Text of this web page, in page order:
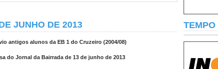
JUNHO DE 2013
antigos alunos da EB 1 do Cruzeiro (2004/08)
do Jornal da Bairrada de 13 de junho de 2013
TEMPO